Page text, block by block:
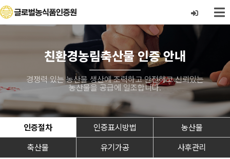
친환경농림축산물 인증 안내
경쟁력 있는 농산물 생산에 조력하고 안전하고 신뢰있는
농산물을 공급에 일조합니다.
인증절차 인증표시방법 농산물
축산물 유기가공 사후관리